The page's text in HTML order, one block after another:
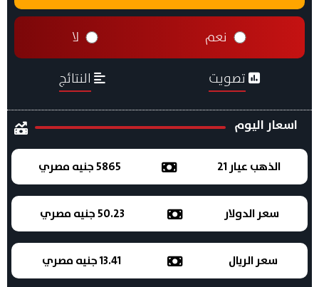
نعم لا
تصويت النتائج
اسعار اليوم
الذهب عيار 21 5865 جنيه مصري
سعر الدولار 50.23 جنيه مصري
سعر الريال 13.41 جنيه مصري